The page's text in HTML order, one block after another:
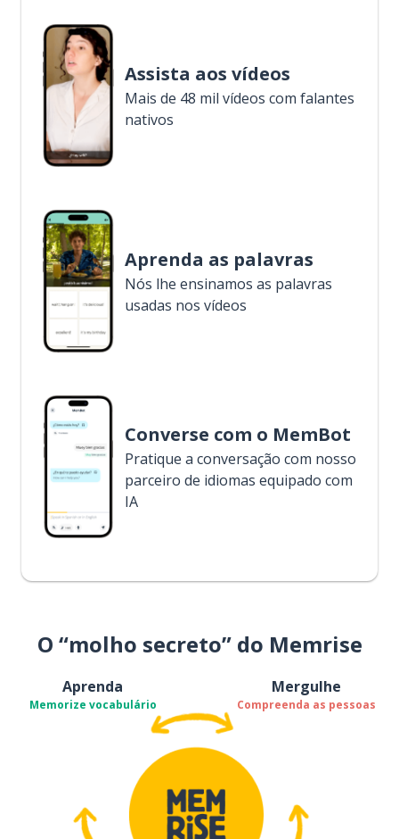
Assista aos vídeos
Mais de 48 mil vídeos com falantes
nativos
Aprenda as palavras
Nós lhe ensinamos as palavras
usadas nos vídeos
Converse com o MemBot
Pratique a conversação com nosso
parceiro de idiomas equipado com
IA
O “molho secreto” do Memrise
Aprenda
Memorize vocabulário
Mergulhe
Compreenda as pessoas